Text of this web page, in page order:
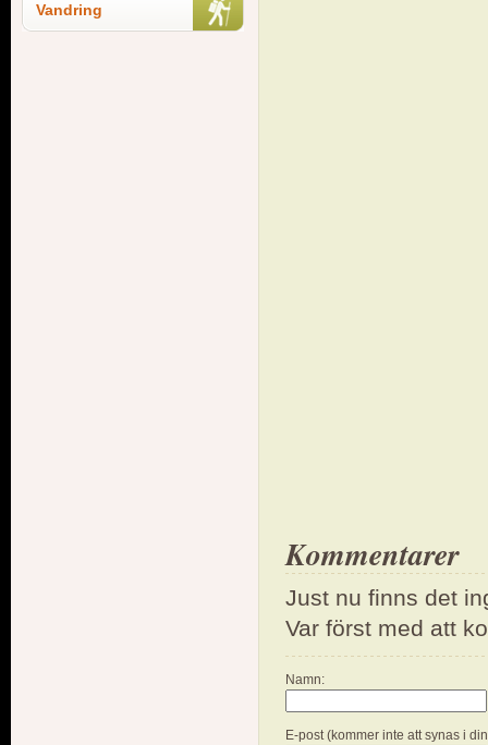
Vandring
Kommentarer
Just nu finns det
Var först med att
Namn:
E-post (kommer inte att synas i